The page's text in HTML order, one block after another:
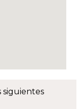
siguientes